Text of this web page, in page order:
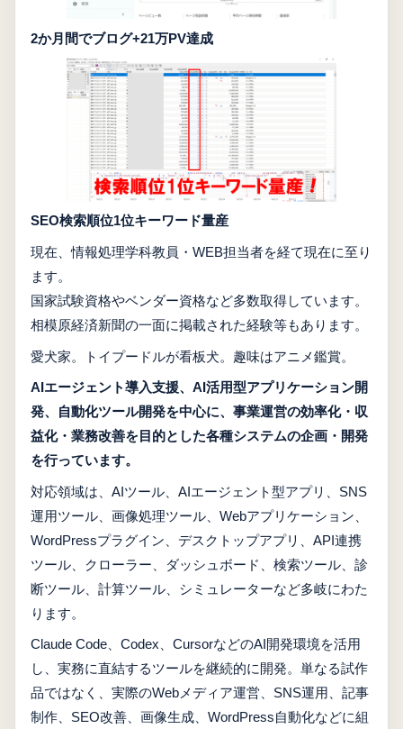
2か月間でブログ+21万PV達成
SEO検索順位1位キーワード量産
現在、情報処理学科教員・WEB担当者を経て現在に至り
ます。
国家試験資格やベンダー資格など多数取得しています。
相模原経済新聞の一面に掲載された経験等もあります。
愛犬家。トイプードルが看板犬。趣味はアニメ鑑賞。
AIエージェント導入支援、AI活用型アプリケーション開
発、自動化ツール開発を中心に、事業運営の効率化・収
益化・業務改善を目的とした各種システムの企画・開発
を行っています。
対応領域は、AIツール、AIエージェント型アプリ、SNS
運用ツール、画像処理ツール、Webアプリケーション、
WordPressプラグイン、デスクトップアプリ、API連携
ツール、クローラー、ダッシュボード、検索ツール、診
断ツール、計算ツール、シミュレーターなど多岐にわた
ります。
Claude Code、Codex、CursorなどのAI開発環境を活用
し、実務に直結するツールを継続的に開発。単なる試作
品ではなく、実際のWebメディア運営、SNS運用、記事
制作、SEO改善、画像生成、WordPress自動化などに組